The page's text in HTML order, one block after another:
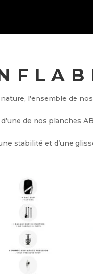
l’ensemble de
de nos planches
stabilité et d’une